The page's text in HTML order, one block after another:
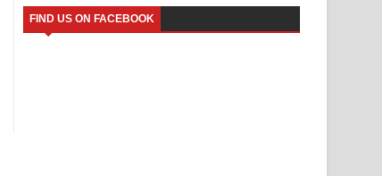
FIND US ON FACEBOOK